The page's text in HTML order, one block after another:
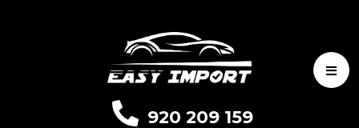
920 209 159